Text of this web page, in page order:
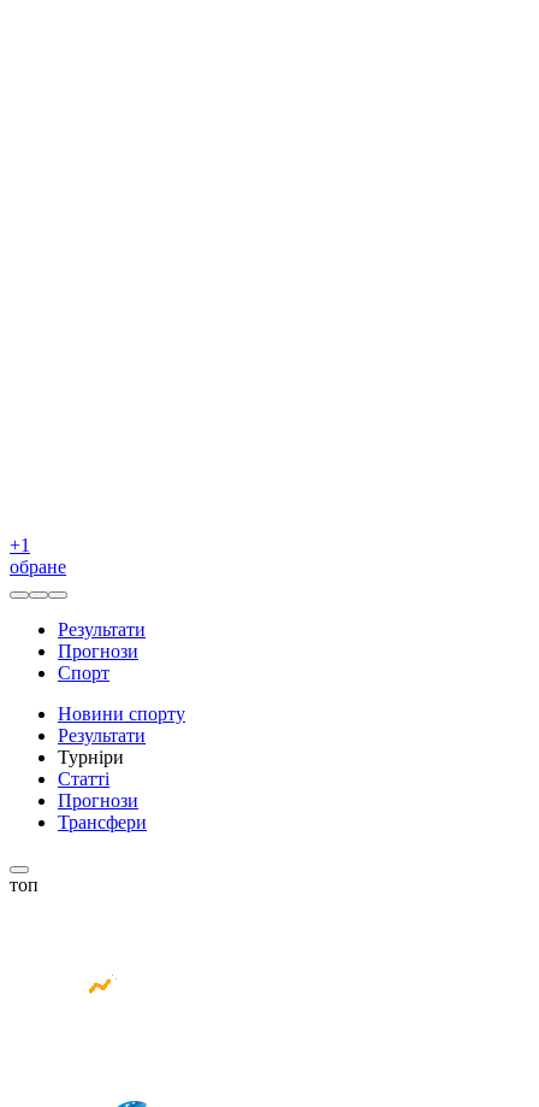
+1
обране
Результати
Прогнози
Спорт
Новини спорту
Результати
Турніри
Статті
Прогнози
Трансфери
топ